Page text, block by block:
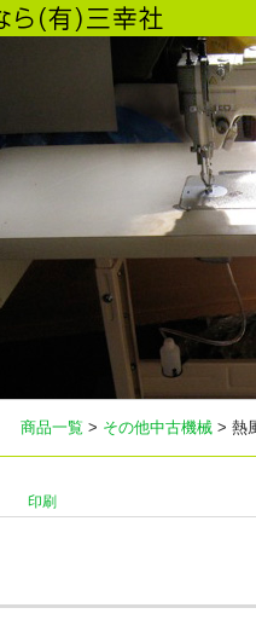
商品一覧 > その他中古機械 > 熱
印刷